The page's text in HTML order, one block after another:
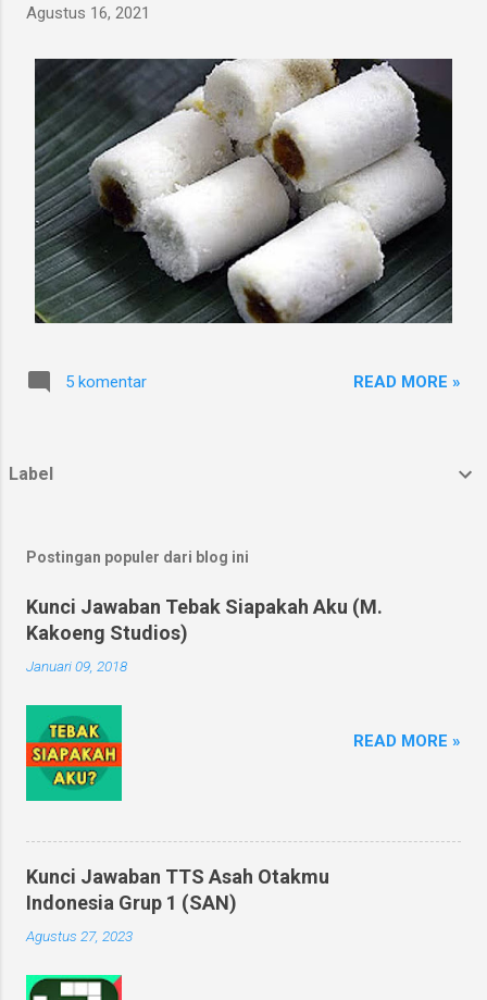
Agustus 16, 2021
5 komentar READ MORE »
Label
Postingan populer dari blog ini
Kunci Jawaban Tebak Siapakah Aku (M.
Kakoeng Studios)
Januari 09, 2018
READ MORE »
Kunci Jawaban TTS Asah Otakmu
Indonesia Grup 1 (SAN)
Agustus 27, 2023